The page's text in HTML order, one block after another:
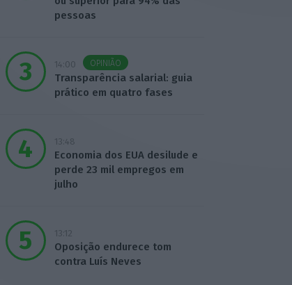
pessoas
14:00 OPINIÃO
Transparência salarial: guia
prático em quatro fases
13:48
Economia dos EUA desilude e
perde 23 mil empregos em
julho
13:12
Oposição endurece tom
contra Luís Neves